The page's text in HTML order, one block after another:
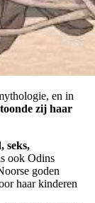
en in
toonde zij haar
seks,
ook Odins
goden
haar kinderen